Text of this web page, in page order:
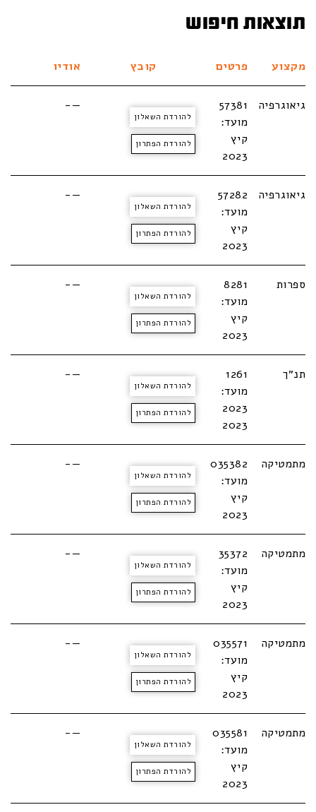
תוצאות חיפוש
מקצוע פרטים קובץ אודיו
גיאוגרפיה
57381
מועד:
קיץ
2023
להורדת השאלון
להורדת הפתרון
—-
גיאוגרפיה
57282
מועד:
קיץ
2023
להורדת השאלון
להורדת הפתרון
—-
ספרות
8281
מועד:
קיץ
2023
להורדת השאלון
להורדת הפתרון
—-
תנ״ך
1261
מועד:
2023
2023
להורדת השאלון
להורדת הפתרון
—-
מתמטיקה
035382
מועד:
קיץ
2023
להורדת השאלון
להורדת הפתרון
—-
מתמטיקה
35372
מועד:
קיץ
2023
להורדת השאלון
להורדת הפתרון
—-
מתמטיקה
035571
מועד:
קיץ
2023
להורדת השאלון
להורדת הפתרון
—-
מתמטיקה
035581
מועד:
קיץ
2023
להורדת השאלון
להורדת הפתרון
—-